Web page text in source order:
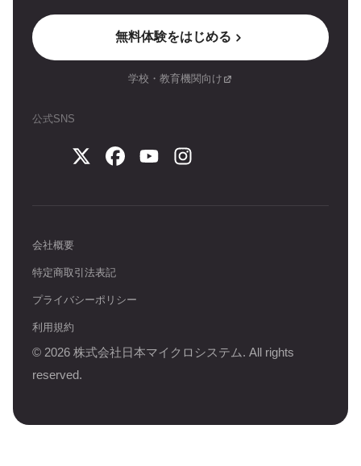
無料体験をはじめる
学校・教育機関向け
公式SNS
会社概要
特定商取引法表記
プライバシーポリシー
利用規約
© 2026 株式会社日本マイクロシステム. All rights
reserved.